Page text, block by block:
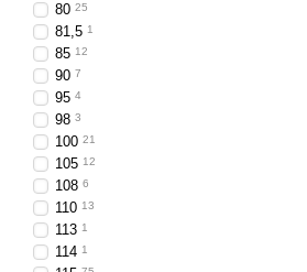
80 25
81,5 1
85 12
90 7
95 4
98 3
100 21
105 12
108 6
110 13
113 1
114 1